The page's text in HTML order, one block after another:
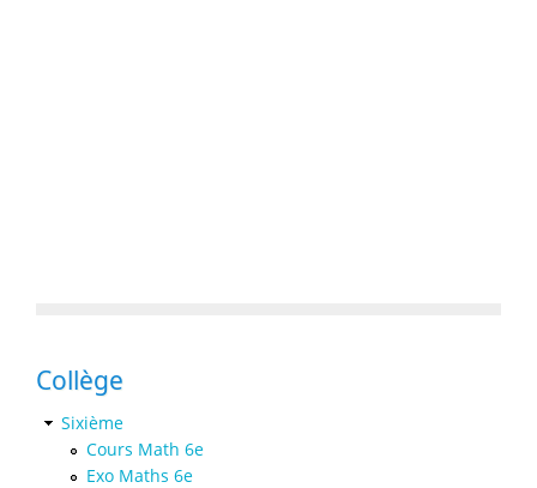
Collège
Sixième
Cours Math 6e
Exo Maths 6e